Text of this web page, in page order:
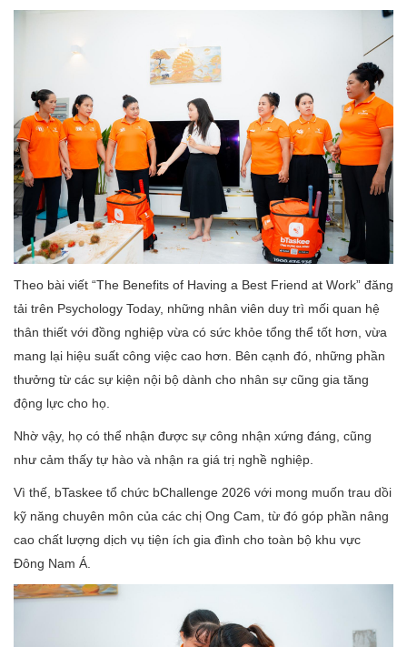
Theo bài viết “The Benefits of Having a Best Friend at Work” đăng
tải trên Psychology Today, những nhân viên duy trì mối quan hệ
thân thiết với đồng nghiệp vừa có sức khỏe tổng thể tốt hơn, vừa
mang lại hiệu suất công việc cao hơn. Bên cạnh đó, những phần
thưởng từ các sự kiện nội bộ dành cho nhân sự cũng gia tăng
động lực cho họ.
Nhờ vậy, họ có thể nhận được sự công nhận xứng đáng, cũng
như cảm thấy tự hào và nhận ra giá trị nghề nghiệp.
Vì thế, bTaskee tổ chức bChallenge 2026 với mong muốn trau dồi
kỹ năng chuyên môn của các chị Ong Cam, từ đó góp phần nâng
cao chất lượng dịch vụ tiện ích gia đình cho toàn bộ khu vực
Đông Nam Á.